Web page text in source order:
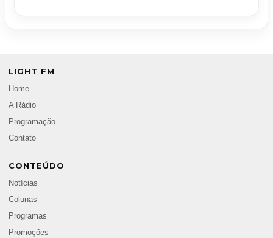
LIGHT FM
Home
A Rádio
Programação
Contato
CONTEÚDO
Notícias
Colunas
Programas
Promoções